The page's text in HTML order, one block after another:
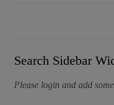
Search Sidebar
Please login and add